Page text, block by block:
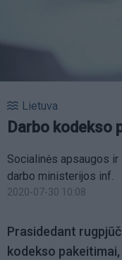
Lietuva
Darbo kodekso
Socialinės apsaugos ir
darbo ministerijos inf.
2020-07-30 10:08
Prasidedant
kodekso